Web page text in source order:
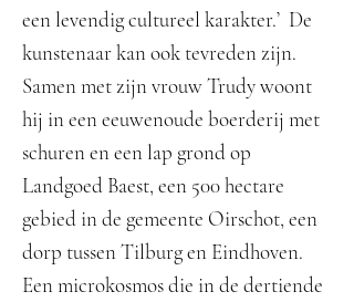
een levendig cultureel karakter.’ De
kunstenaar kan ook tevreden zijn.
Samen met zijn vrouw Trudy woont
hij in een eeuwenoude boerderij met
schuren en een lap grond op
Landgoed Baest, een 500 hectare
gebied in de gemeente Oirschot, een
dorp tussen Tilburg en Eindhoven.
Een microkosmos die in de dertiende